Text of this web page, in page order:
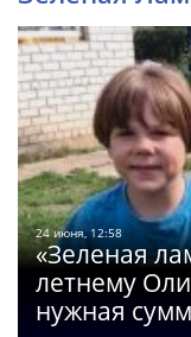
24 июня, 12:58
«Зеленая
летнему
нужная